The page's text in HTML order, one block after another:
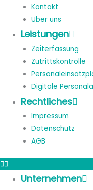
Kontakt
Über uns
Leistungen
Zeiterfassung
Zutrittskontrolle
Digitale
Rechtliches
Impressum
Datenschutz
AGB
Unternehmen